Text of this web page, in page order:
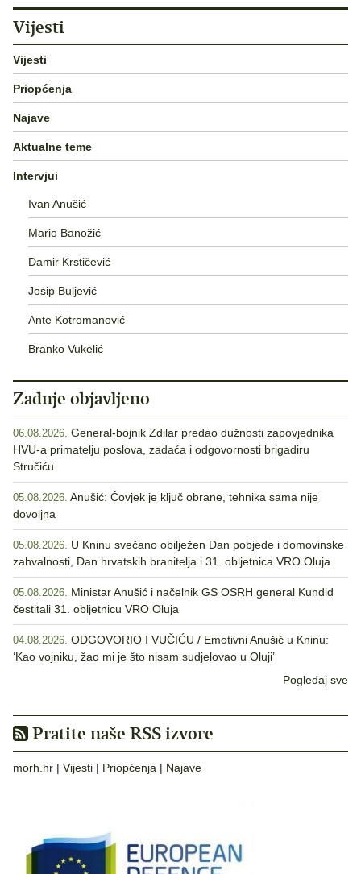
Vijesti
Vijesti
Priopćenja
Najave
Aktualne teme
Intervjui
Ivan Anušić
Mario Banožić
Damir Krstičević
Josip Buljević
Ante Kotromanović
Branko Vukelić
Zadnje objavljeno
06.08.2026. General-bojnik Zdilar predao dužnosti zapovjednika
HVU-a primatelju poslova, zadaća i odgovornosti brigadiru
Stručiću
05.08.2026. Anušić: Čovjek je ključ obrane, tehnika sama nije
dovoljna
05.08.2026. U Kninu svečano obilježen Dan pobjede i domovinske
zahvalnosti, Dan hrvatskih branitelja i 31. obljetnica VRO Oluja
05.08.2026. Ministar Anušić i načelnik GS OSRH general Kundid
čestitali 31. obljetnicu VRO Oluja
04.08.2026. ODGOVORIO I VUČIĆU / Emotivni Anušić u Kninu:
‘Kao vojniku, žao mi je što nisam sudjelovao u Oluji’
Pogledaj sve
Pratite naše RSS izvore
morh.hr | Vijesti | Priopćenja | Najave